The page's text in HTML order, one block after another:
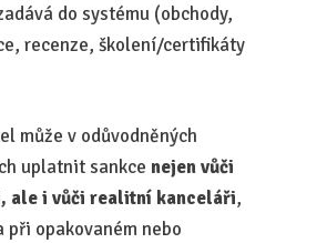
do systému (obchody,
recenze, školení/certifikáty
může v odůvodněných
uplatnit sankce nejen vůči
ale i vůči realitní kanceláři,
při opakovaném nebo